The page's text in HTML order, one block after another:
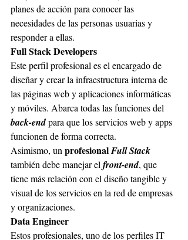
planes de acción para conocer las
necesidades de las personas usuarias y
responder a ellas.
Full Stack Developers
Este perfil profesional es el encargado de
diseñar y crear la infraestructura interna de
las páginas web y aplicaciones informáticas
y móviles. Abarca todas las funciones del
back-end para que los servicios web y apps
funcionen de forma correcta.
Asimismo, un profesional Full Stack
también debe manejar el front-end, que
tiene más relación con el diseño tangible y
visual de los servicios en la red de empresas
y organizaciones.
Data Engineer
Estos profesionales, uno de los perfiles IT